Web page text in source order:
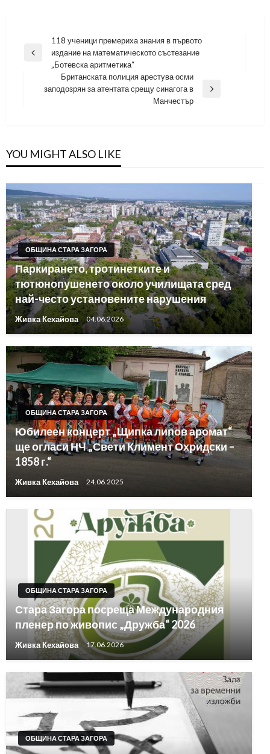
Навигация
Previous
118 ученици премериха знания в първото
издание на математическото състезание
„Ботевска аритметика“
Next
Британската полиция арестува осми
заподозрян за атентата срещу синагога в
Манчестър
YOU MIGHT ALSO LIKE
ОБЩИНА СТАРА ЗАГОРА
Паркирането, тротинетките и
тютюнопушенето около училищата сред
най-често установените нарушения
Живка Кехайова 04.06.2026
ОБЩИНА СТАРА ЗАГОРА
Юбилеен концерт „Щипка липов аромат“
ще огласи НЧ „Свети Климент Охридски –
1858 г.“
Живка Кехайова 24.06.2025
ОБЩИНА СТАРА ЗАГОРА
Стара Загора посреща Международния
пленер по живопис „Дружба“ 2026
Живка Кехайова 17.06.2026
ОБЩИНА СТАРА ЗАГОРА